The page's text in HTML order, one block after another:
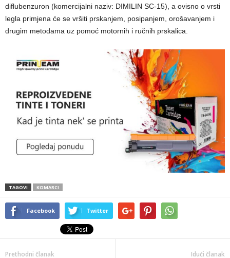
diflubenzuron (komercijalni naziv: DIMILIN SC-15), a ovisno o vrsti
legla primjena će se vršiti prskanjem, posipanjem, orošavanjem i
drugim metodama uz pomoć motornih i ručnih prskalica.
TAGOVI KOMARCI
Facebook Twitter
Prethodni članak Idući članak